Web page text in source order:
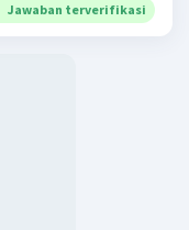
Jawaban terverifikasi